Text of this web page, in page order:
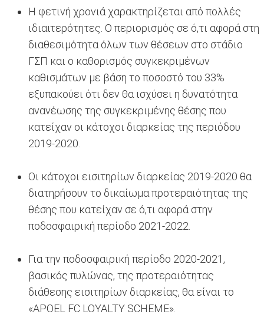
Η φετινή χρονιά χαρακτηρίζεται από πολλές
ιδιαιτερότητες. Ο περιορισμός σε ό,τι αφορά στη
διαθεσιμότητα όλων των θέσεων στο στάδιο
ΓΣΠ και ο καθορισμός συγκεκριμένων
καθισμάτων με βάση το ποσοστό του 33%
εξυπακούει ότι δεν θα ισχύσει η δυνατότητα
ανανέωσης της συγκεκριμένης θέσης που
κατείχαν οι κάτοχοι διαρκείας της περιόδου
2019-2020.
Οι κάτοχοι εισιτηρίων διαρκείας 2019-2020 θα
διατηρήσουν το δικαίωμα προτεραιότητας της
θέσης που κατείχαν σε ό,τι αφορά στην
ποδοσφαιρική περίοδο 2021-2022.
Για την ποδοσφαιρική περίοδο 2020-2021,
βασικός πυλώνας, της προτεραιότητας
διάθεσης εισιτηρίων διαρκείας, θα είναι το
«APOEL FC LOYALTY SCHEME».